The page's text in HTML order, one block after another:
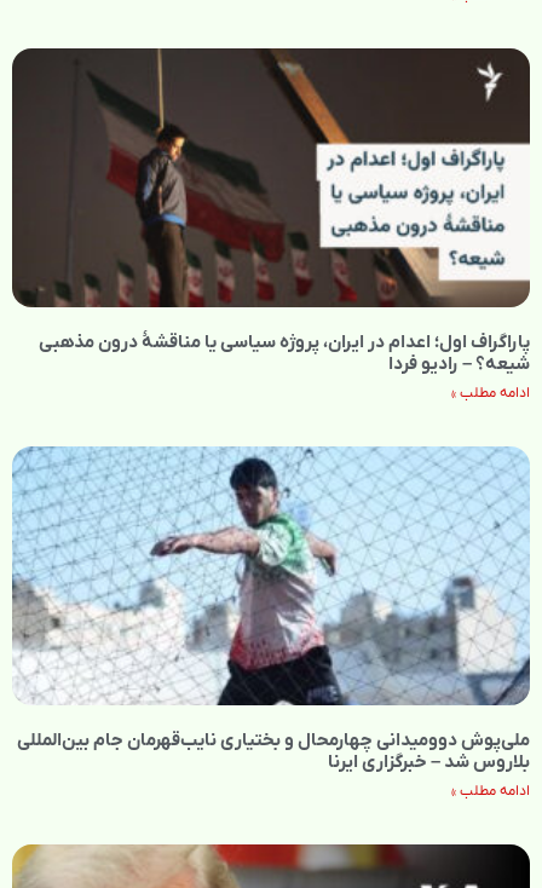
پاراگراف اول؛ اعدام در ایران، پروژه سیاسی یا مناقشهٔ درون مذهبی
شیعه؟ – رادیو فردا
ادامه مطلب »
ملی‌پوش دوومیدانی چهارمحال و بختیاری نایب‌قهرمان جام بین‌المللی
بلاروس شد – خبرگزاری ایرنا
ادامه مطلب »